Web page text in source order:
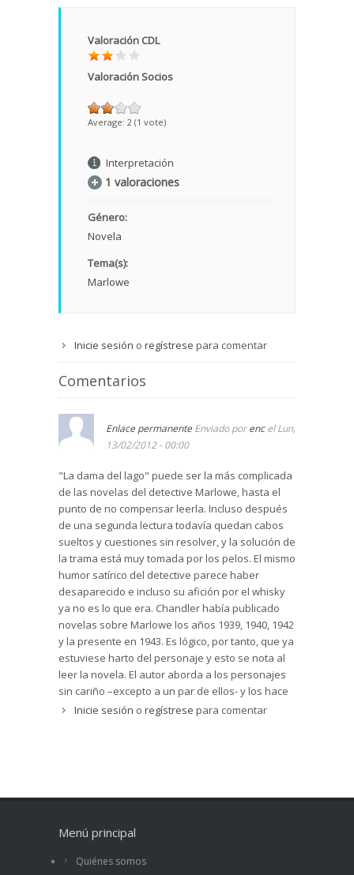
Valoración CDL
Valoración Socios
Average: 2 (1 vote)
Interpretación
1 valoraciones
Género:
Novela
Tema(s):
Marlowe
Inicie sesión o regístrese para comentar
Comentarios
Enlace permanente Enviado porencel Lun,
13/02/2012 - 00:00
"La dama del lago" puede ser la más complicada
de las novelas del detective Marlowe, hasta el
punto de no compensar leerla. Incluso después
de una segunda lectura todavía quedan cabos
sueltos y cuestiones sin resolver, y la solución de
la trama está muy tomada por los pelos. El mismo
humor satírico del detective parece haber
desaparecido e incluso su afición por el whisky
ya no es lo que era. Chandler había publicado
novelas sobre Marlowe los años 1939, 1940, 1942
y la presente en 1943. Es lógico, por tanto, que ya
estuviese harto del personaje y esto se nota al
leer la novela. El autor aborda a los personajes
sin cariño –excepto a un par de ellos- y los hace
jugar en una trama que se complica cada vez
Inicie sesión o regístrese para comentar
Menú principal
Quiénes somos